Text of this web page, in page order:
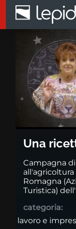
Salta al contenuto
Una
Una
Campagna
all'agricoltura
Romagna
Turistica)
categoria:
lavoro e